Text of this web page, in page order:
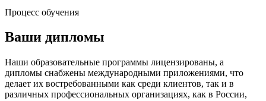
Процесс обучения
Ваши дипломы
Наши образовательные программы лицензированы, а
дипломы снабжены международными приложениями, что
делает их востребованными как среди клиентов, так и в
различных профессиональных организациях, как в России,